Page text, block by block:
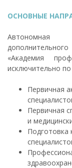
ОСНОВНЫЕ
Автономная
«Академия
исключительно
Первичная
Первичная
и
Подготовка